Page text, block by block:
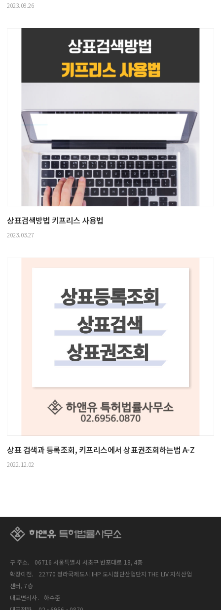
2023.09.26
상표검색방법 키프리스 사용법
2023.03.27
상표 검색과 등록조회, 키프리스에서 상표권조회하는법 A-Z
2022.12.02
구 주소.
06716 서울특별시 서초구 반포대로 18, 4층
확장이전.
22770 청라국제도시 IHP 도시첨단산업단지 THE LIV 지식산업
센터, 7층
대표변리사.
하수준